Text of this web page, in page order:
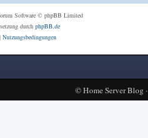
Software © phpBB Limited
durch phpBB.de
Nutzungsbedingungen
©Home Server Blog